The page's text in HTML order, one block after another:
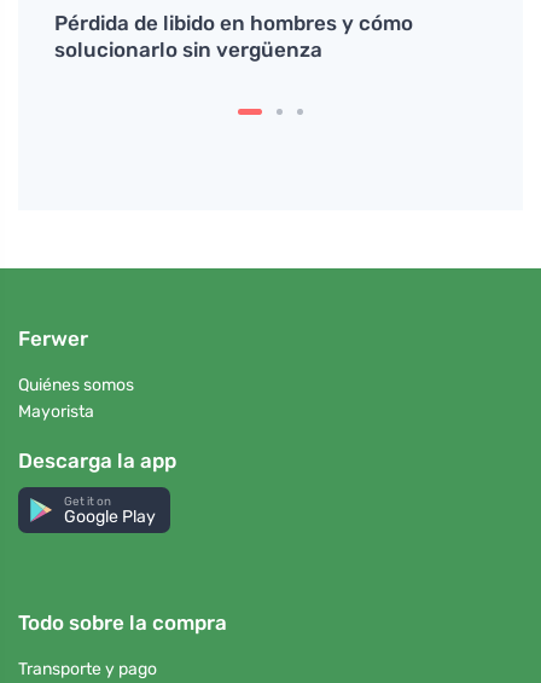
Pérdida de libido en hombres y cómo
solucionarlo sin vergüenza
Ferwer
Quiénes somos
Mayorista
Descarga la app
Get it on
Google Play
Todo sobre la compra
Transporte y pago